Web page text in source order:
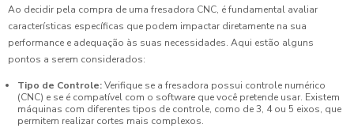
Ao decidir pela compra de uma fresadora CNC, é fundamental avaliar
características específicas que podem impactar diretamente na sua
performance e adequação às suas necessidades. Aqui estão alguns
pontos a serem considerados:
Tipo de Controle:Verifique se a fresadora possui controle numérico
(CNC) e se é compatível com o software que você pretende usar. Existem
máquinas com diferentes tipos de controle, como de 3, 4 ou 5 eixos, que
permitem realizar cortes mais complexos.